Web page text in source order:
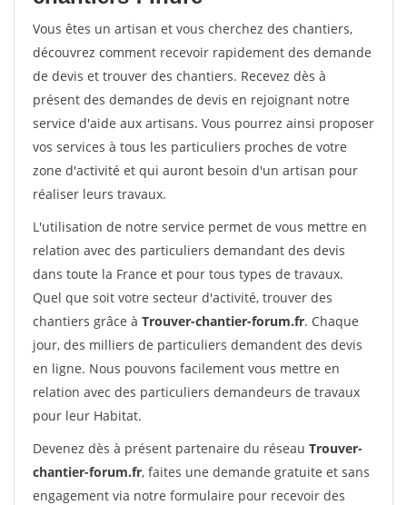
Vous êtes un artisan et vous cherchez des chantiers,
découvrez comment recevoir rapidement des demande
de devis et trouver des chantiers. Recevez dès à
présent des demandes de devis en rejoignant notre
service d'aide aux artisans. Vous pourrez ainsi proposer
vos services à tous les particuliers proches de votre
zone d'activité et qui auront besoin d'un artisan pour
réaliser leurs travaux.
L'utilisation de notre service permet de vous mettre en
relation avec des particuliers demandant des devis
dans toute la France et pour tous types de travaux.
Quel que soit votre secteur d'activité, trouver des
chantiers grâce à Trouver-chantier-forum.fr. Chaque
jour, des milliers de particuliers demandent des devis
en ligne. Nous pouvons facilement vous mettre en
relation avec des particuliers demandeurs de travaux
pour leur Habitat.
Devenez dès à présent partenaire du réseau Trouver-
chantier-forum.fr, faites une demande gratuite et sans
engagement via notre formulaire pour recevoir des